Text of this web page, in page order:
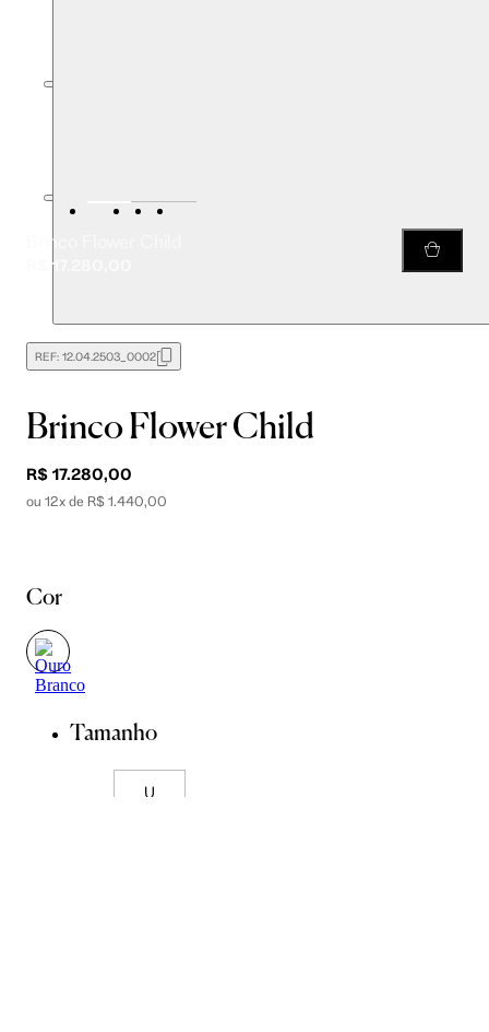
Brinco Flower Child
R$ 17.280,00
REF: 12.04.2503_0002
Brinco Flower Child
R$ 17.280,00
ou 12x de R$ 1.440,00
Cor
Tamanho
U